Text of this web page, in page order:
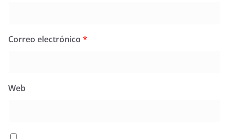
Correo electrónico *
Web